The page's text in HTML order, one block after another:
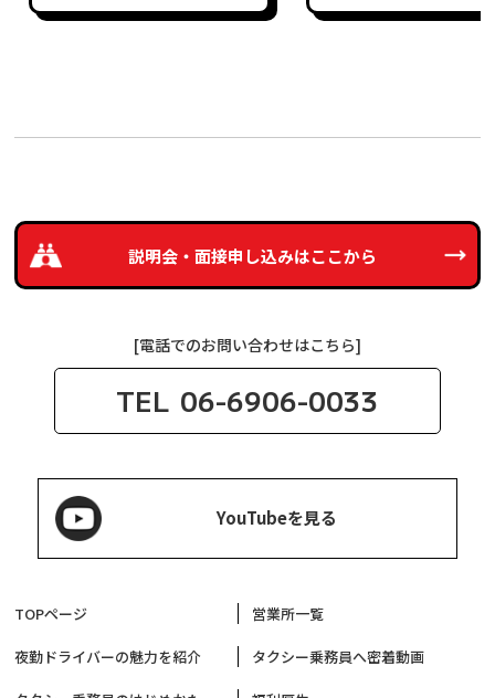
説明会・面接申し込みはここから
[電話でのお問い合わせはこちら]
TEL 06-6906-0033
YouTubeを見る
TOPページ 営業所一覧
夜勤ドライバーの魅力を紹介 タクシー乗務員へ密着動画